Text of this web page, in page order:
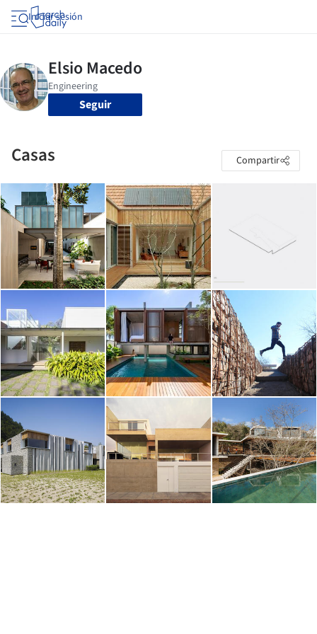
Iniciar sesión
Seguir
Casas Compartir